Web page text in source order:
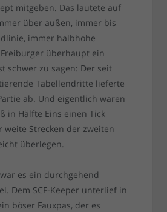
mitgeben. Das lautete auf
über außen, immer bis
immer halbhohe
überhaupt ein
schwer zu sagen: Der seit
Tabellendritte lieferte
ab. Und eigentlich waren
in Hälfte Eins einen Tick
weite Strecken der zweiten
überlegen.
es ein durchgehend
Dem SCF-Keeper unterlief in
böser Fauxpas, der es